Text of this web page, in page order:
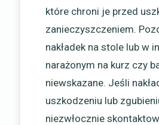
które chroni je przed
zanieczyszczeniem.
nakładek na stole lub w
narażonym na kurz czy
niewskazane. Jeśli
uszkodzeniu lub
niezwłocznie